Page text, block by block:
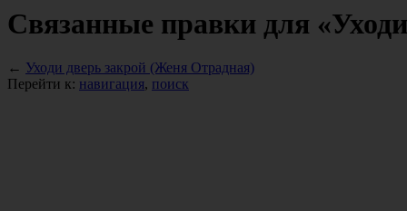
Связанные правки для
← Уходи дверь закрой (Женя Отрадная)
Перейти к: навигация, поиск